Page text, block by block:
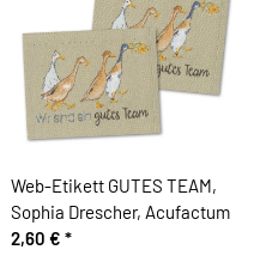
Web-Etikett GUTES TEAM,
Sophia Drescher, Acufactum
2,60 € *